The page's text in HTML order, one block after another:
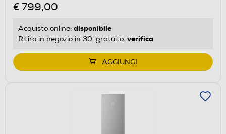
€ 799,00
Acquisto online: disponibile
Ritiro in negozio in 30' gratuito: verifica
AGGIUNGI